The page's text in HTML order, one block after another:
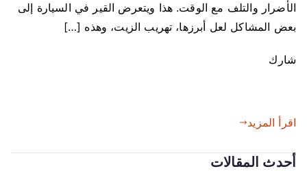
الأضرار والتلف مع الوقت. هذا ويتعرض القير في السيارة إلى
بعض المشاكل لعل أبرزها، تهريب الزيت، وهذه […]
شارك
اقرأ المزيد
أحدث المقالات